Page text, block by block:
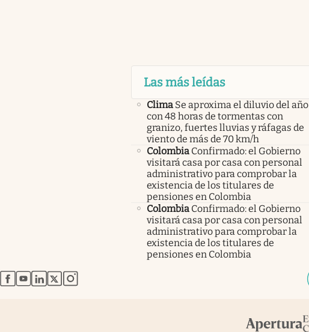
Las más leídas
Clima Se aproxima el diluvio del año
con 48 horas de tormentas con
granizo, fuertes lluvias y ráfagas de
viento de más de 70 km/h
Colombia Confirmado: el Gobierno
visitará casa por casa con personal
administrativo para comprobar la
existencia de los titulares de
pensiones en Colombia
Colombia Confirmado: el Gobierno
visitará casa por casa con personal
administrativo para comprobar la
existencia de los titulares de
pensiones en Colombia
abre en nueva pestaña
abre en nueva pestaña
abre en nueva pestaña
abre en nueva pestaña
abre en nueva pestaña